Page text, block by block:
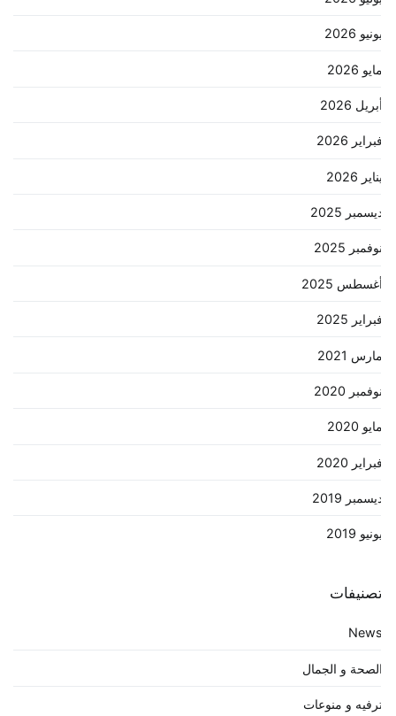
2026
2026
2026
2026
2026
2025
2025
2025
2025
2021
2020
2020
2020
2019
2019
و الجمال
و منوعات